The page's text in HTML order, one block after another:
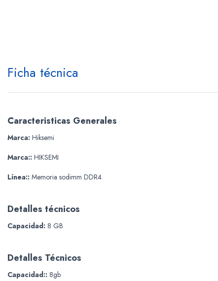
Ficha técnica
Caracteristicas Generales
Marca: Hiksemi
Marca:: HIKSEMI
Línea:: Memoria sodimm DDR4
Detalles técnicos
Capacidad: 8 GB
Detalles Técnicos
Capacidad:: 8gb